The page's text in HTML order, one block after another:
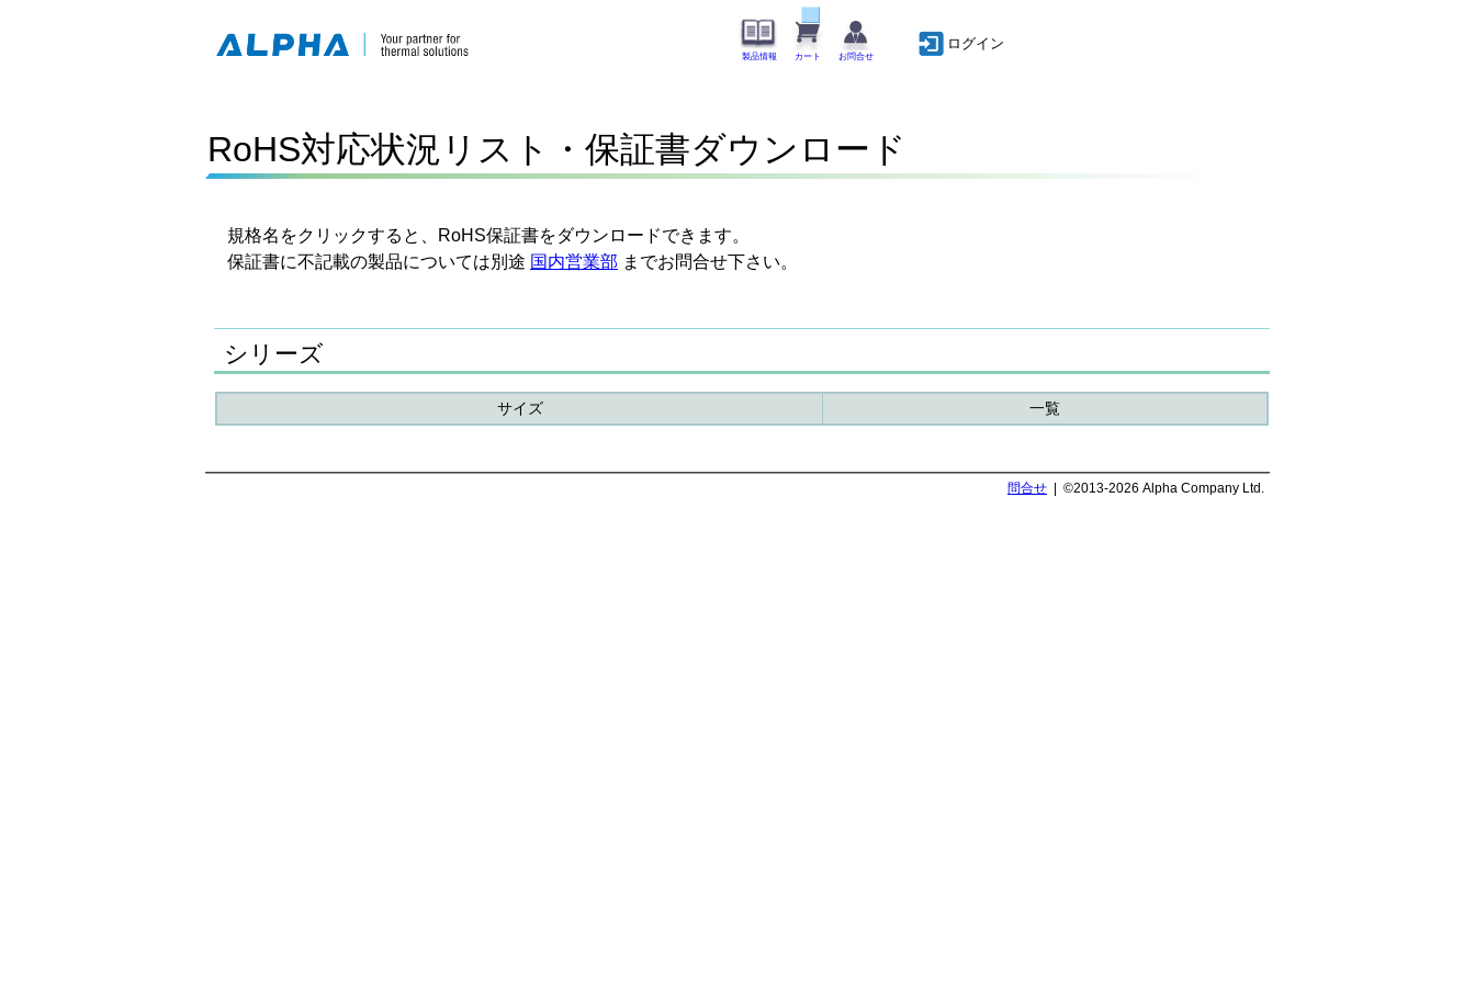
製品情報 カート お問合せ
ログイン
RoHS対応状況リスト・保証書ダウンロード
規格名をクリックすると、RoHS保証書をダウンロードできます。
保証書に不記載の製品については別途 国内営業部 までお問合せ下さい。
シリーズ
サイズ 一覧
問合せ | ©2013-2026 Alpha Company Ltd.